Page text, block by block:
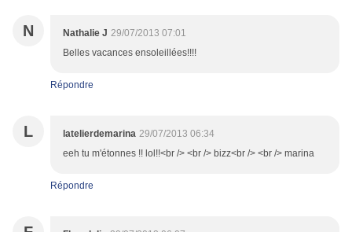
N Nathalie J 29/07/2013 07:01
Belles vacances ensoleillées!!!!
Répondre
L latelierdemarina 29/07/2013 06:34
eeh tu m'étonnes !! lol!!<br /> <br /> bizz<br /> <br /> marina
Répondre